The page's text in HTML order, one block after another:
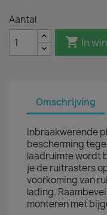
Aantal
 In
Omschrijving
Inbraakwerende
bescherming
laadruimte wordt
je de ruitrasters
voorkoming van
lading.
monteren met